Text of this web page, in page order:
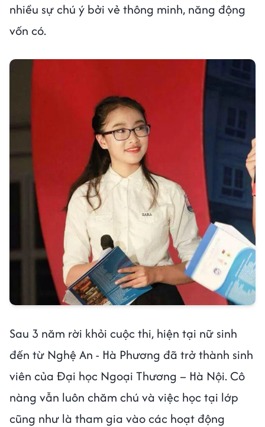
nhiều sự chú ý bởi vẻ thông minh, năng động
vốn có.
Sau 3 năm rời khỏi cuộc thi, hiện tại nữ sinh
đến từ Nghệ An - Hà Phương đã trở thành sinh
viên của Đại học Ngoại Thương – Hà Nội. Cô
nàng vẫn luôn chăm chú và việc học tại lớp
cũng như là tham gia vào các hoạt động